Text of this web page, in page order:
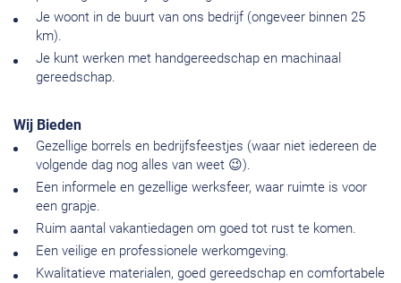
Je woont in de buurt van ons bedrijf (ongeveer binnen 25
km).
Je kunt werken met handgereedschap en machinaal
gereedschap.
Wij Bieden
Gezellige borrels en bedrijfsfeestjes (waar niet iedereen de
volgende dag nog alles van weet 😉).
Een informele en gezellige werksfeer, waar ruimte is voor
een grapje.
Ruim aantal vakantiedagen om goed tot rust te komen.
Een veilige en professionele werkomgeving.
Kwalitatieve materialen, goed gereedschap en comfortabele